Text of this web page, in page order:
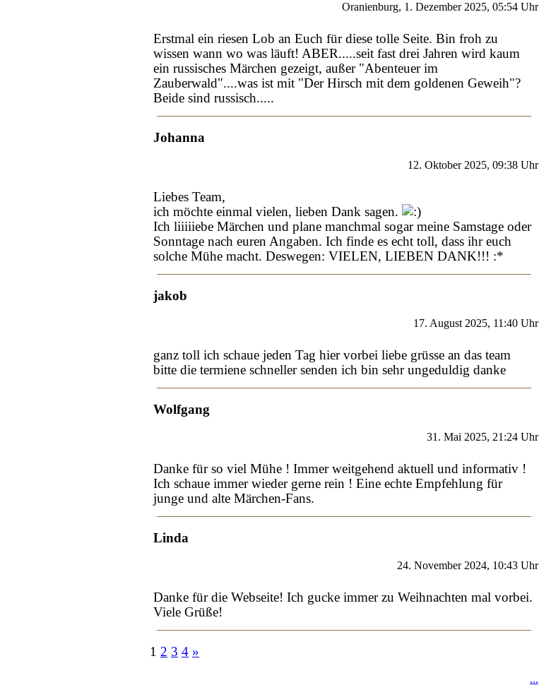
Oranienburg, 1. Dezember 2025, 05:54 Uhr
Erstmal ein riesen Lob an Euch für diese tolle Seite. Bin froh zu
wissen wann wo was läuft! ABER.....seit fast drei Jahren wird kaum
ein russisches Märchen gezeigt, außer "Abenteuer im
Zauberwald"....was ist mit "Der Hirsch mit dem goldenen Geweih"?
Beide sind russisch.....
Johanna
12. Oktober 2025, 09:38 Uhr
Liebes Team,
ich möchte einmal vielen, lieben Dank sagen.
Ich liiiiiebe Märchen und plane manchmal sogar meine Samstage oder
Sonntage nach euren Angaben. Ich finde es echt toll, dass ihr euch
solche Mühe macht. Deswegen: VIELEN, LIEBEN DANK!!! :*
jakob
17. August 2025, 11:40 Uhr
ganz toll ich schaue jeden Tag hier vorbei liebe grüsse an das team
bitte die termiene schneller senden ich bin sehr ungeduldig danke
Wolfgang
31. Mai 2025, 21:24 Uhr
Danke für so viel Mühe ! Immer weitgehend aktuell und informativ !
Ich schaue immer wieder gerne rein ! Eine echte Empfehlung für
junge und alte Märchen-Fans.
Linda
24. November 2024, 10:43 Uhr
Danke für die Webseite! Ich gucke immer zu Weihnachten mal vorbei.
Viele Grüße!
1 2 3 4 »
...